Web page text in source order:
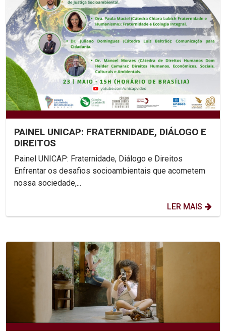
PAINEL UNICAP: FRATERNIDADE, DIÁLOGO E
DIREITOS
Painel UNICAP: Fraternidade, Diálogo e Direitos
Enfrentar os desafios socioambientais que acometem
nossa sociedade,...
LER MAIS